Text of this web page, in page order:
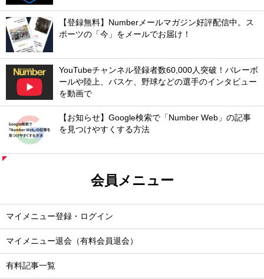
【登録無料】Numberメールマガジン好評配信中。ス
ポーツの「今」をメールでお届け！
YouTubeチャンネル登録者数60,000人突破！バレーボ
ールや陸上、バスケ、野球などの選手のインタビュー
を動画で
【お知らせ】Google検索で「Number Web」の記事
を見つけやすくする方法
会員メニュー
マイメニュー登録・ログイン
マイメニュー退会（有料会員退会）
有料記事一覧